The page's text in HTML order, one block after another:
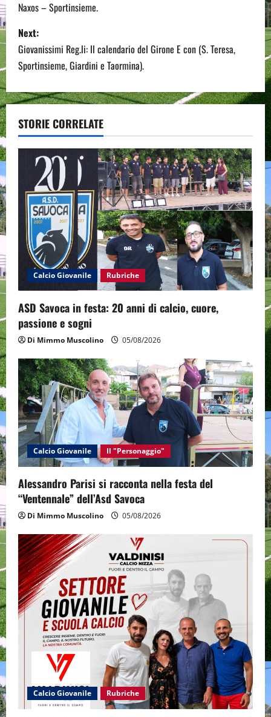
s
t
n
a
v
i
a
n
Naxos – Sportinsieme.
Next:
Giovanissimi Reg.li: Il calendario del Girone E con (S. Teresa,
Sportinsieme, Giardini e Taormina).
STORIE CORRELATE
Calcio Giovanile Rubriche
ASD Savoca in festa: 20 anni di calcio, cuore,
passione e sogni
Di Mimmo Muscolino 05/08/2026
Calcio Giovanile Il "Personaggio"
Alessandro Parisi si racconta nella festa del
“Ventennale” dell’Asd Savoca
Di Mimmo Muscolino 05/08/2026
Calcio Giovanile Rubriche